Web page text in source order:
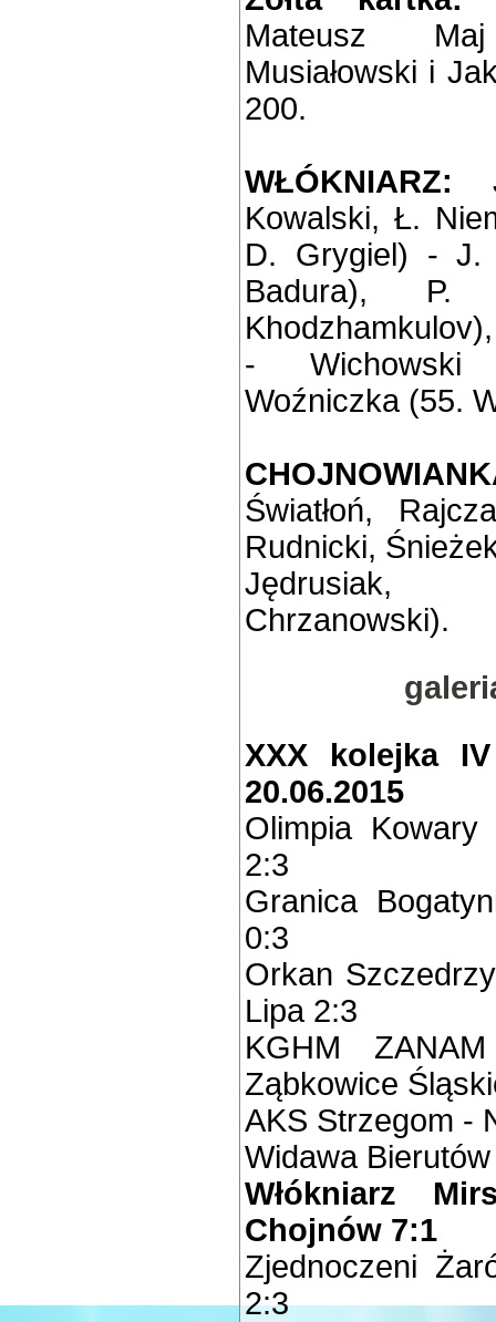
Mateusz
Musiałowski i
200.
WŁÓKNIARZ:
Kowalski, Ł.
D. Grygiel) -
Badura), P.
- Wichowski
Woźniczka (55.
Światłoń,
Rudnicki,
Jędrusiak,
Chrzanowski).
XXX kolejka
20.06.2015
Olimpia
2:3
Granica
0:3
Orkan
Lipa 2:3
KGHM
Ząbkowice
AKS Strzegom -
Widawa
Włókniarz
Chojnów 7:1
Zjednoczeni
2:3